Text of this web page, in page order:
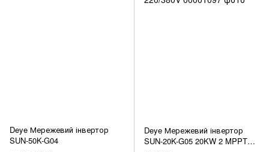
Deye Мережевий інвертор
SUN-50K-G04
Deye Мережевий інвертор
SUN-20K-G05 20KW 2 MPPT